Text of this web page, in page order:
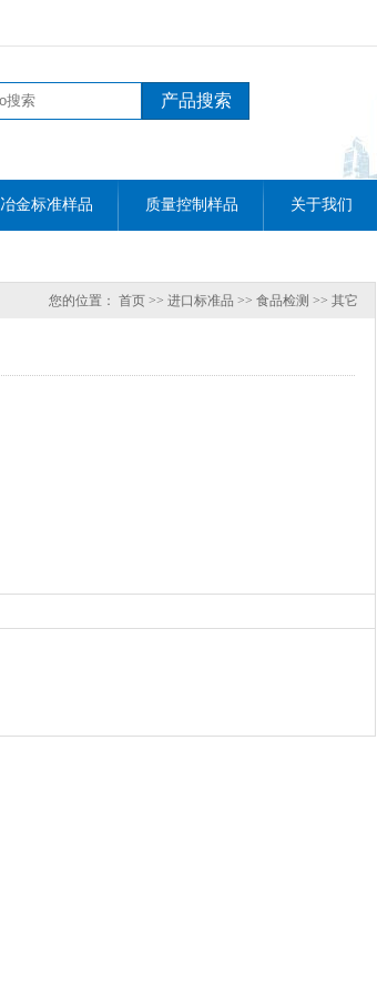
冶金标准样品 质量控制样品 关于我们
您的位置： 首页 >> 进口标准品 >> 食品检测 >> 其它